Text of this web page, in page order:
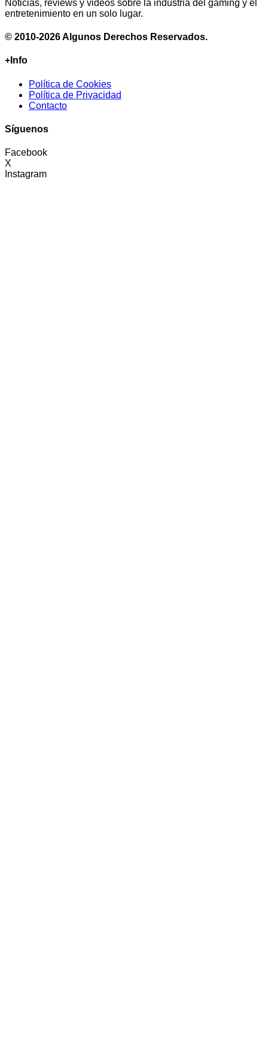
Noticias, reviews y videos sobre la industria del gaming y el
entretenimiento en un solo lugar.
© 2010-2026 Algunos Derechos Reservados.
+Info
Política de Cookies
Política de Privacidad
Contacto
Síguenos
Facebook
X
Instagram